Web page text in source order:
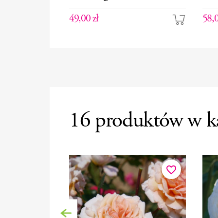
49,00 zł
16 produktów w
favorite_border